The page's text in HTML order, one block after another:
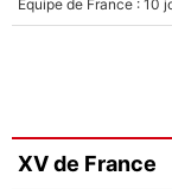
XV de France